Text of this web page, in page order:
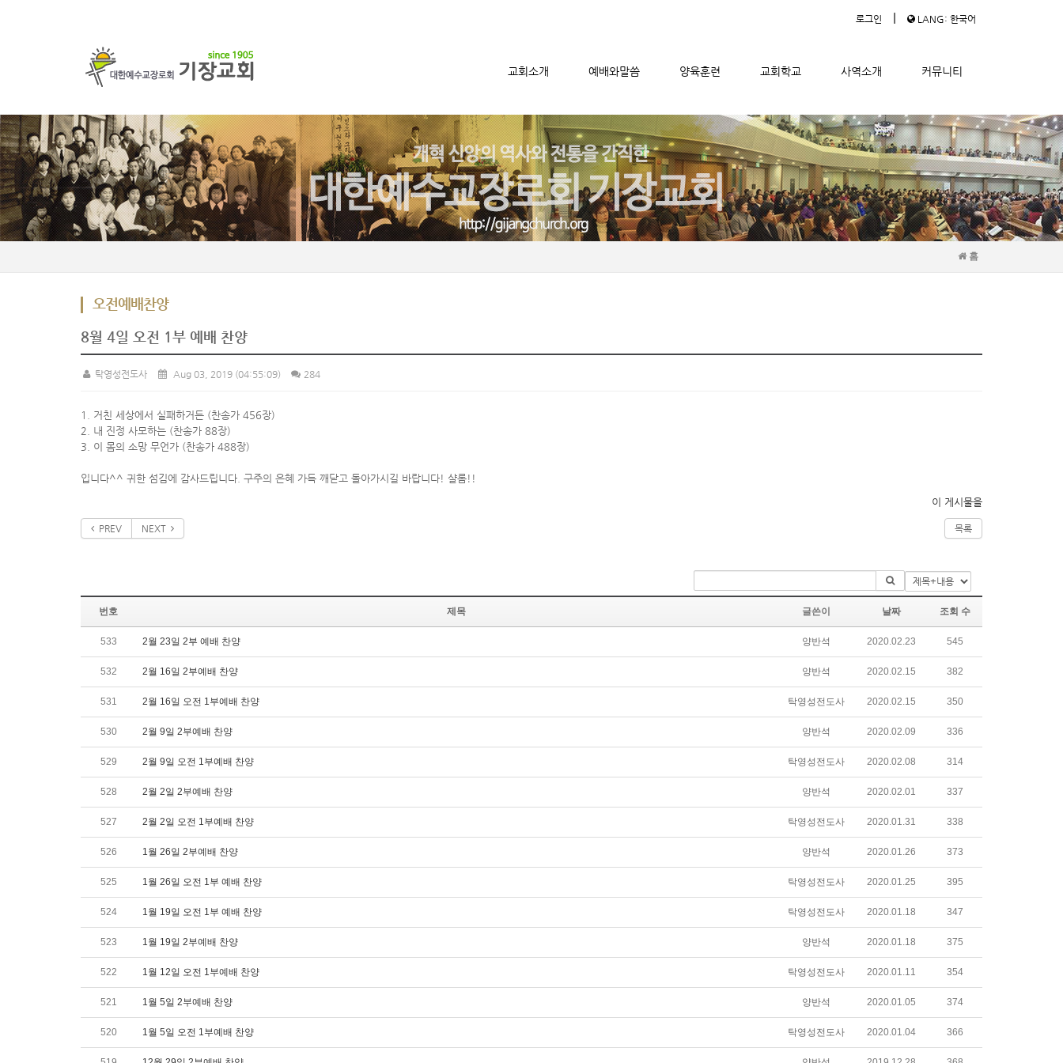
로그인 | LANG: 한국어
교회소개 예배와말씀 양육훈련 교회학교 사역소개 커뮤니티
메뉴 건너뛰기
홈
오전예배찬양
8월 4일 오전 1부 예배 찬양
탁영성전도사 Aug 03, 2019 (04:55:09) 284
1. 거친 세상에서 실패하거든 (찬송가 456장)
2. 내 진정 사모하는 (찬송가 88장)
3. 이 몸의 소망 무언가 (찬송가 488장)
입니다^^ 귀한 섬김에 감사드립니다. 구주의 은혜 가득 깨닫고 돌아가시길 바랍니다! 샬롬!!
이 게시물을
PREV NEXT 목록
번호 제목 글쓴이 날짜 조회 수
533 2월 23일 2부 예배 찬양 양반석 2020.02.23 545
532 2월 16일 2부예배 찬양 양반석 2020.02.15 382
531 2월 16일 오전 1부예배 찬양 탁영성전도사 2020.02.15 350
530 2월 9일 2부예배 찬양 양반석 2020.02.09 336
529 2월 9일 오전 1부예배 찬양 탁영성전도사 2020.02.08 314
528 2월 2일 2부예배 찬양 양반석 2020.02.01 337
527 2월 2일 오전 1부예배 찬양 탁영성전도사 2020.01.31 338
526 1월 26일 2부예배 찬양 양반석 2020.01.26 373
525 1월 26일 오전 1부 예배 찬양 탁영성전도사 2020.01.25 395
524 1월 19일 오전 1부 예배 찬양 탁영성전도사 2020.01.18 347
523 1월 19일 2부예배 찬양 양반석 2020.01.18 375
522 1월 12일 오전 1부예배 찬양 탁영성전도사 2020.01.11 354
521 1월 5일 2부예배 찬양 양반석 2020.01.05 374
520 1월 5일 오전 1부예배 찬양 탁영성전도사 2020.01.04 366